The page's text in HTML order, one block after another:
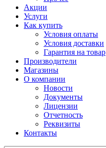
Акции
Услуги
Как купить
Условия оплаты
Условия доставки
Гарантия на товар
Производители
Магазины
О компании
Новости
Документы
Лицензии
Отчетность
Реквизиты
Контакты